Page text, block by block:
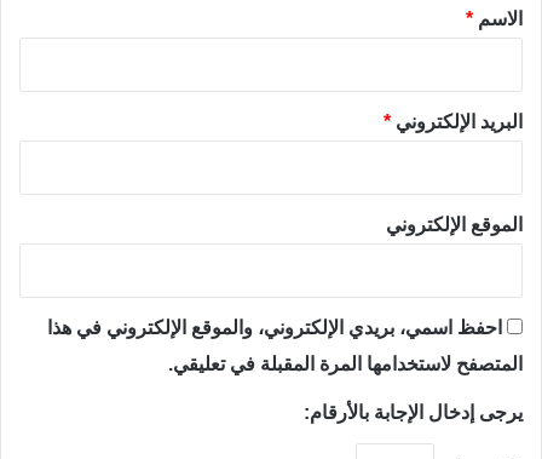
*الاسم *
البريد الإلكتروني *
الموقع الإلكتروني
احفظ اسمي، بريدي الإلكتروني، والموقع الإلكتروني في هذا
المتصفح لاستخدامها المرة المقبلة في تعليقي.
يرجى إدخال الإجابة بالأرقام: